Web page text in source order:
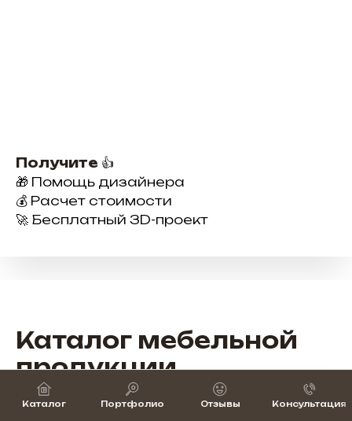
Каталог Портфолио Отзывы Консультация
Получите 👍
🎁 Помощь дизайнера
💰 Расчет стоимости
🚀 Бесплатный 3D-проект
Каталог мебельной
продукции
Широкий выбор мебели для бизнеса —